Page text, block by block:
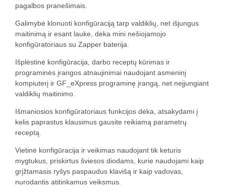
pagalbos pranešimais.
Galimybė klonuoti konfigūraciją tarp valdiklių, net išjungus
maitinimą ir esant lauke, dėka mini nešiojamojo
konfigūratoriaus su Zapper baterija.
Išplėstinė konfigūracija, darbo receptų kūrimas ir
programinės įrangos atnaujinimai naudojant asmeninį
kompiuterį ir GF_eXpress programinę įrangą, net neįjungiant
valdiklių maitinimo.
Išmaniosios konfigūratoriaus funkcijos dėka, atsakydami į
kelis paprastus klausimus gausite reikiamą parametrų
receptą.
Vietinė konfigūracija ir veikimas naudojant tik keturis
mygtukus, priskirtus šviesos diodams, kurie naudojami kaip
grįžtamasis ryšys paspaudus klavišą ir kaip vadovas,
nurodantis atitinkamus veiksmus.